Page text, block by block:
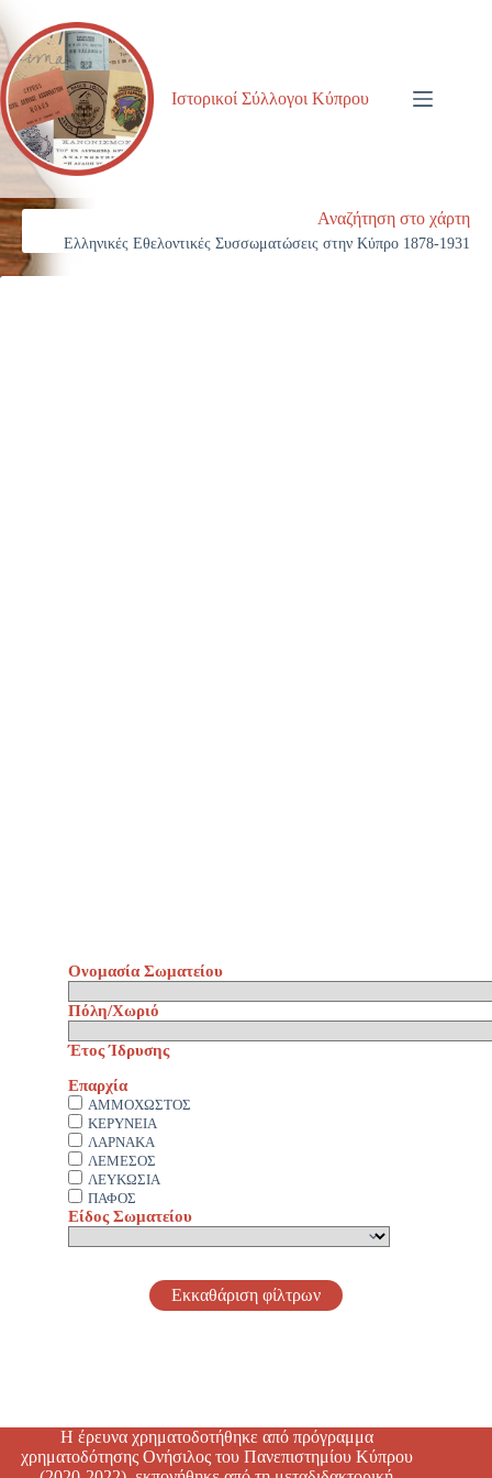
στο
περιεχόμενο
Ιστορικοί Σύλλογοι Κύπρου
Αναζήτηση στο χάρτη
Ελληνικές Εθελοντικές Συσσωματώσεις στην Κύπρο 1878-1931
Ονομασία Σωματείου
Πόλη/Χωριό
Έτος Ίδρυσης
Επαρχία
ΑΜΜΟΧΩΣΤΟΣ
ΚΕΡΥΝΕΙΑ
ΛΑΡΝΑΚΑ
ΛΕΜΕΣΟΣ
ΛΕΥΚΩΣΙΑ
ΠΑΦΟΣ
Είδος Σωματείου
Εκκαθάριση φίλτρων
Η έρευνα χρηματοδοτήθηκε από πρόγραμμα
χρηματοδότησης Ονήσιλος του Πανεπιστημίου Κύπρου